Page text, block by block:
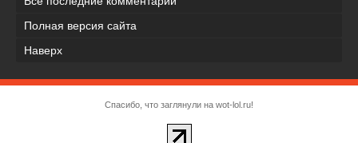
Полная версия сайта
Наверх
Спасибо, что заглянули на wot-lol.ru!